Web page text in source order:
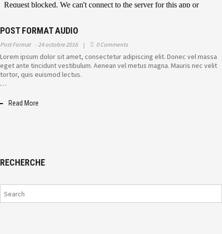
POST FORMAT AUDIO
Post Format 24 octobre 2016 0 Comments
Lorem ipsum dolor sit amet, consectetur adipiscing elit. Donec vel massa
eget ante tincidunt vestibulum. Aenean vel metus magna. Mauris nec velit
tortor, quis euismod lectus.
…
Read More
RECHERCHE